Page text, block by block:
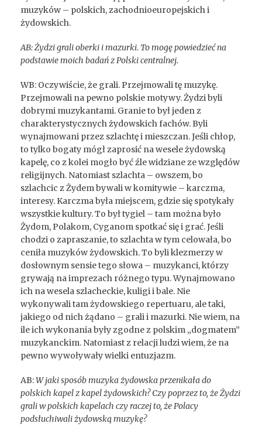
muzyków – polskich, zachodnioeuropejskich i
żydowskich.
AB: Żydzi grali oberki i mazurki. To mogę powiedzieć na
podstawie moich badań z Polski centralnej.
WB: Oczywiście, że grali. Przejmowali tę muzykę.
Przejmowali na pewno polskie motywy. Żydzi byli
dobrymi muzykantami. Granie to był jeden z
charakterystycznych żydowskich fachów. Byli
wynajmowani przez szlachtę i mieszczan. Jeśli chłop,
to tylko bogaty mógł zaprosić na wesele żydowską
kapelę, co z kolei mogło być źle widziane ze względów
religijnych. Natomiast szlachta – owszem, bo
szlachcic z Żydem bywali w komitywie – karczma,
interesy. Karczma była miejscem, gdzie się spotykały
wszystkie kultury. To był tygiel – tam można było
Żydom, Polakom, Cyganom spotkać się i grać. Jeśli
chodzi o zapraszanie, to szlachta w tym celowała, bo
ceniła muzyków żydowskich. To byli klezmerzy w
dosłownym sensie tego słowa – muzykanci, którzy
grywają na imprezach różnego typu. Wynajmowano
ich na wesela szlacheckie, kuligi i bale. Nie
wykonywali tam żydowskiego repertuaru, ale taki,
jakiego od nich żądano – grali i mazurki. Nie wiem, na
ile ich wykonania były zgodne z polskim „dogmatem”
muzykanckim. Natomiast z relacji ludzi wiem, że na
pewno wywoływały wielki entuzjazm.
AB:W jaki sposób muzyka żydowska przenikała do
polskich kapel z kapel żydowskich? Czy poprzez to, że Żydzi
grali w polskich kapelach czy raczej to, że Polacy
podsłuchiwali żydowską muzykę?